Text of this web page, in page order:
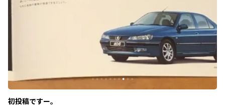
初投稿ですー。